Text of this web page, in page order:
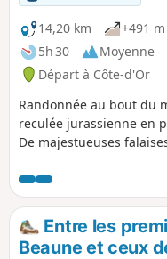
14,20 km
+491 m
5h 30
Moyenne
Départ à Côte-d'Or
Randonnée au bout du
reculée jurassienne en
De majestueuses
Parcours en sous bois et
falaises.(pas de danger
l'on reste sur le chemin)
Entre les
Beaune et ceux